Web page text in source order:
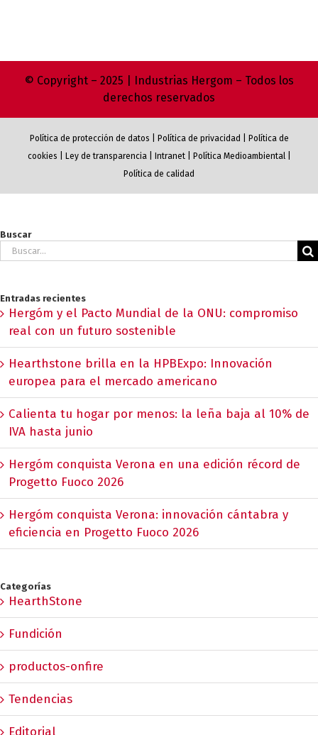
© Copyright – 2025 | Industrias Hergom – Todos los
derechos reservados
Política de protección de datos Política de privacidad
Política de
cookies
Ley de transparencia| Intranet| Política Medioambiental|
Política de calidad
Buscar
Buscar:
Entradas recientes
Hergóm y el Pacto Mundial de la ONU: compromiso
real con un futuro sostenible
Hearthstone brilla en la HPBExpo: Innovación
europea para el mercado americano
Calienta tu hogar por menos: la leña baja al 10% de
IVA hasta junio
Hergóm conquista Verona en una edición récord de
Progetto Fuoco 2026
Hergóm conquista Verona: innovación cántabra y
eficiencia en Progetto Fuoco 2026
Categorías
HearthStone
Fundición
productos-onfire
Tendencias
Editorial